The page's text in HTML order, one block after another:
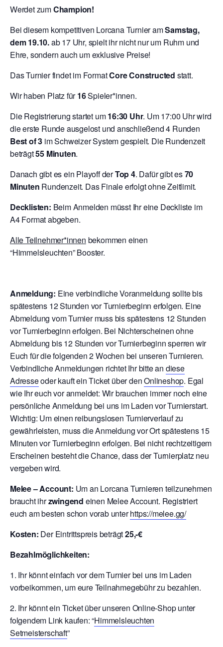
Werdet zumChampion!
Bei diesem kompetitiven Lorcana Turnier amSamstag,
dem 19.10.ab 17 Uhr, spielt ihr nicht nur um Ruhm und
Ehre, sondern auch um exklusive Preise!
Das Turnier findet im FormatCore Constructed statt.
Wir haben Platz für16Spieler*innen.
Die Registrierung startet um16:30 Uhr. Um 17:00 Uhr wird
die erste Runde ausgelost und anschließend 4 Runden
Best of 3 im Schweizer System gespielt. Die Rundenzeit
beträgt55 Minuten.
Danach gibt es ein Playoff derTop 4. Dafür gibt es70
Minuten Rundenzeit. Das Finale erfolgt ohne Zeitlimit.
Decklisten: Beim Anmelden müsst Ihr eine Deckliste im
A4 Format abgeben.
Alle Teilnehmer*innen bekommen einen
“Himmelsleuchten” Booster.
Anmeldung: Eine verbindliche Voranmeldung sollte bis
spätestens 12 Stunden vor Turnierbeginn erfolgen. Eine
Abmeldung vom Turnier muss bis spätestens 12 Stunden
vor Turnierbeginn erfolgen. Bei Nichterscheinen ohne
Abmeldung bis 12 Stunden vor Turnierbeginn sperren wir
Euch für die folgenden 2 Wochen bei unseren Turnieren.
Verbindliche Anmeldungen richtet Ihr bitte an diese
Adresseoder kauft ein Ticket über denOnlineshop. Egal
wie Ihr euch vor anmeldet: Wir brauchen immer noch eine
persönliche Anmeldung bei uns im Laden vor Turnierstart.
Wichtig: Um einen reibungslosen Turnierverlauf zu
gewährleisten, muss die Anmeldung vor Ort spätestens 15
Minuten vor Turnierbeginn erfolgen. Bei nicht rechtzeitigem
Erscheinen besteht die Chance, dass der Turnierplatz neu
vergeben wird.
Melee – Account: Um an Lorcana Turnieren teilzunehmen
braucht ihrzwingend einen Melee Account. Registriert
euch am besten schon vorab unterhttps://melee.gg/
Kosten: Der Eintrittspreis beträgt25,-€
Bezahlmöglichkeiten:
1. Ihr könnt einfach vor dem Turnier bei uns im Laden
vorbeikommen, um eure Teilnahmegebühr zu bezahlen.
2. Ihr könnt ein Ticket über unseren Online-Shop unter
folgendem Link kaufen: “Himmelsleuchten
Setmeisterschaft”